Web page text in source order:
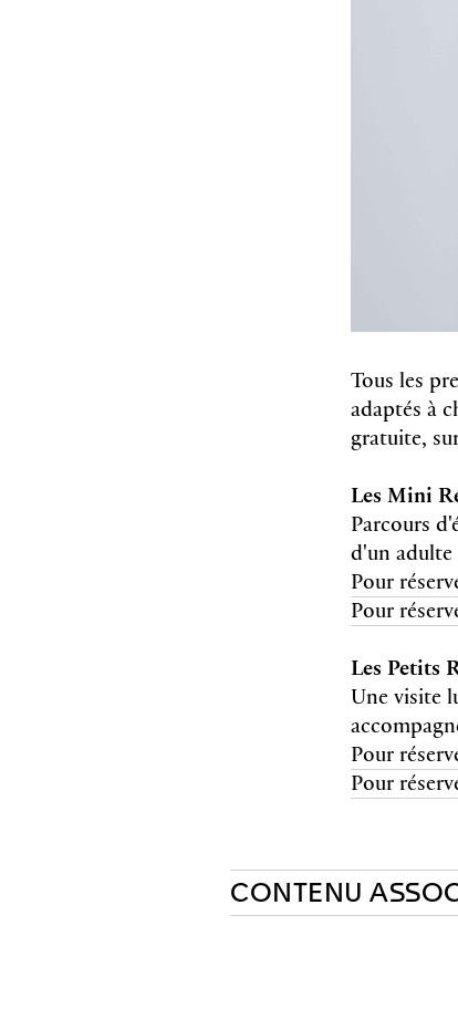
Tous les
adaptés à
gratuite,
Les Mini
Parcours
d'un adulte
Pour
Pour
Les Petits
Une visite
Pour
Pour
CONTENU